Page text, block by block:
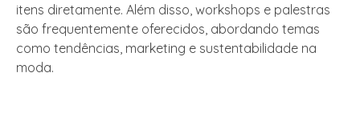
itens diretamente. Além disso, workshops e palestras
são frequentemente oferecidos, abordando temas
como tendências, marketing e sustentabilidade na
moda.